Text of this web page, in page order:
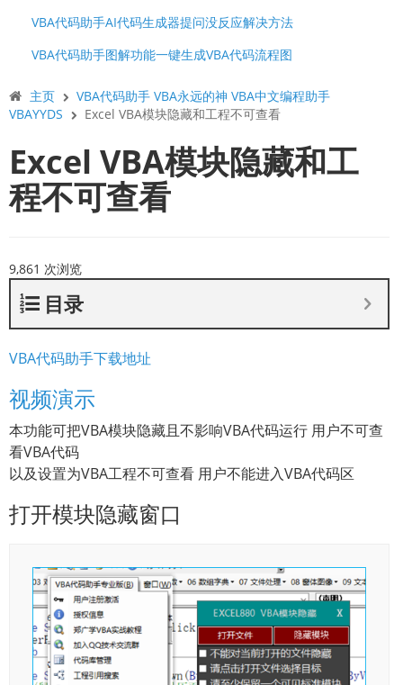
VBA代码助手AI代码生成器提问没反应解决方法
VBA代码助手图解功能一键生成VBA代码流程图
主页
VBA代码助手 VBA永远的神 VBA中文编程助手
VBAYYDS
Excel VBA模块隐藏和工程不可查看
Excel VBA模块隐藏和工
程不可查看
9,861 次浏览
目录
VBA代码助手下载地址
视频演示
本功能可把VBA模块隐藏且不影响VBA代码运行 用户不可查
看VBA代码
以及设置为VBA工程不可查看 用户不能进入VBA代码区
打开模块隐藏窗口